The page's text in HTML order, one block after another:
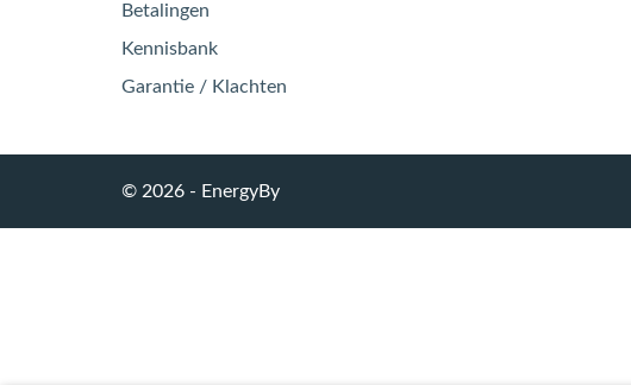
Betalingen
Kennisbank
Garantie / Klachten
© 2026 - EnergyBy